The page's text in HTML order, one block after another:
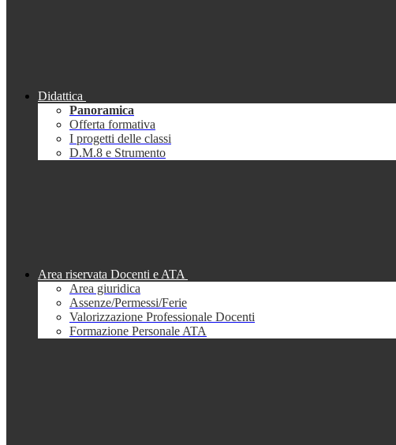
Didattica
Panoramica
Offerta formativa
I progetti delle classi
D.M.8 e Strumento
Area riservata Docenti e ATA
Area giuridica
Assenze/Permessi/Ferie
Valorizzazione Professionale Docenti
Formazione Personale ATA